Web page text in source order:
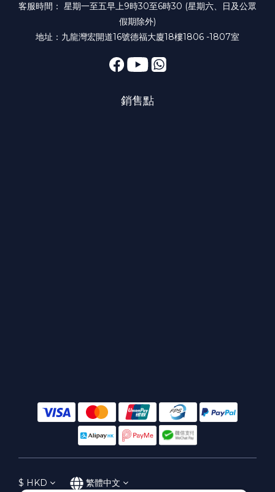
客服時間： 星期一至五早上9時30至6時30 (星期六、日及公眾
假期除外)
地址：九龍灣宏開道16號德福大廈18樓1806 -1807室
銷售點
$ HKD 繁體中文